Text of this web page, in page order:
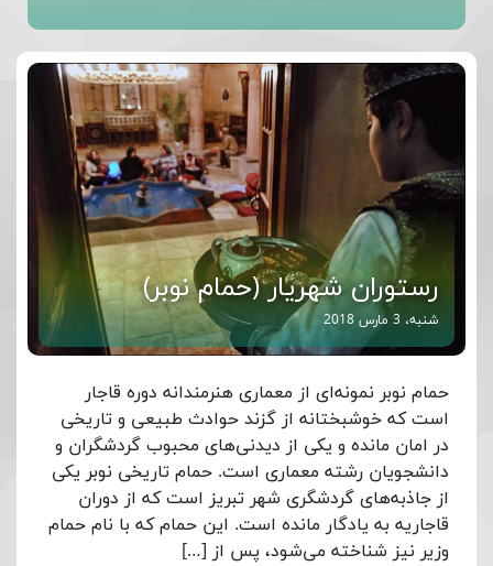
رستوران شهریار (حمام نوبر)
شنبه، 3 مارس 2018
حمام نوبر نمونه‌ای از معماری هنرمندانه دوره قاجار
است که خوشبختانه از گزند حوادث طبیعی و تاریخی
در امان مانده و یکی از دیدنی‌های محبوب گردشگران و
دانشجویان رشته معماری است. حمام تاریخی نوبر یکی
از جاذبه‌های گردشگری شهر تبریز است که از دوران
قاجاریه به یادگار مانده است. این حمام که با نام حمام
وزیر نیز شناخته می‌شود، پس از […]